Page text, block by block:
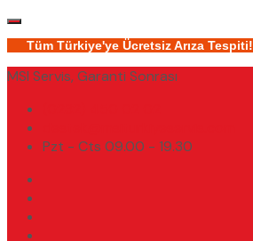
Tüm Türkiye'ye Ücretsiz Arıza Tespiti!
MSI Servis, Garanti Sonrası
Pzt - Cts 09.00 - 19.30